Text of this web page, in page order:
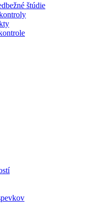
štúdie